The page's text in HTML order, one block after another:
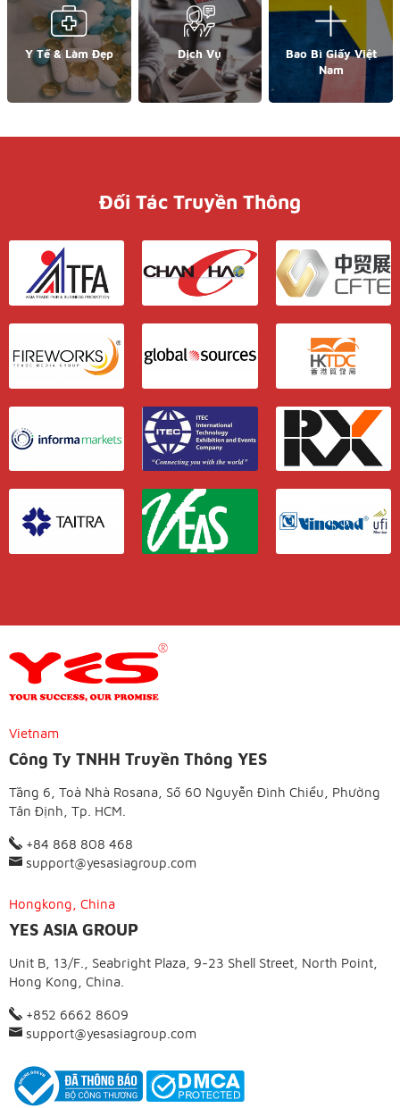
Y Tế & Làm Đẹp Dịch Vụ
Bao Bì Giấy Việt
Nam
Đối Tác Truyền Thông
Vietnam
Công Ty TNHH Truyền Thông YES
Tầng 6, Toà Nhà Rosana, Số 60 Nguyễn Đình Chiểu, Phường
Tân Định, Tp. HCM.
+84 868 808 468
support@yesasiagroup.com
Hongkong, China
YES ASIA GROUP
Unit B, 13/F., Seabright Plaza, 9-23 Shell Street, North Point,
Hong Kong, China.
+852 6662 8609
support@yesasiagroup.com